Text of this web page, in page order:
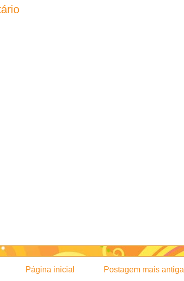
Postagem mais antiga
Página inicial